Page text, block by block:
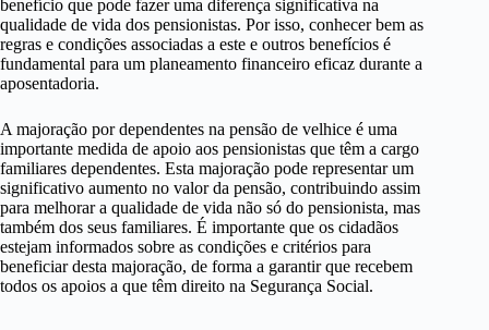
benefício que pode fazer uma diferença significativa na
qualidade de vida dos pensionistas. Por isso, conhecer bem as
regras e condições associadas a este e outros benefícios é
fundamental para um planeamento financeiro eficaz durante a
aposentadoria.
A majoração por dependentes na pensão de velhice é uma
importante medida de apoio aos pensionistas que têm a cargo
familiares dependentes. Esta majoração pode representar um
significativo aumento no valor da pensão, contribuindo assim
para melhorar a qualidade de vida não só do pensionista, mas
também dos seus familiares. É importante que os cidadãos
estejam informados sobre as condições e critérios para
beneficiar desta majoração, de forma a garantir que recebem
todos os apoios a que têm direito na Segurança Social.